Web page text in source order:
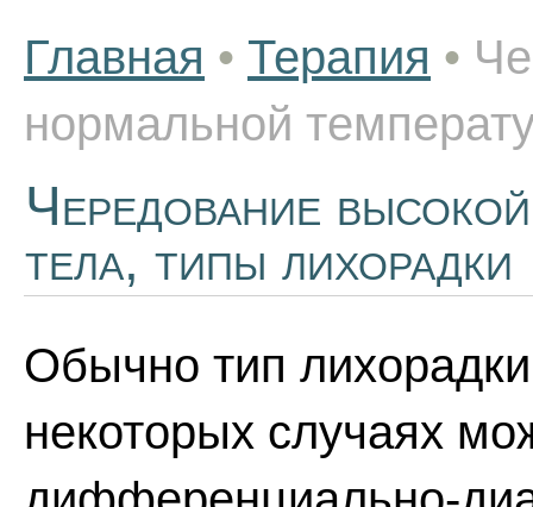
Главная • Терапия •
нормальной
Чередование
тела, типы лихорадки
Обычно тип
некоторых случаях